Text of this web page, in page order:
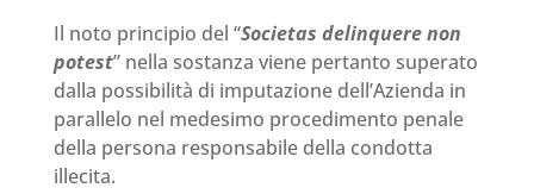
Il noto principio del “Societas delinquere non
potest” nella sostanza viene pertanto superato
dalla possibilità di imputazione dell’Azienda in
parallelo nel medesimo procedimento penale
della persona responsabile della condotta
illecita.